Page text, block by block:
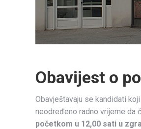
Obavijest o
Obavještavaju se kandidati
neodređeno radno vrijeme da
početkom u 12,00 sati u